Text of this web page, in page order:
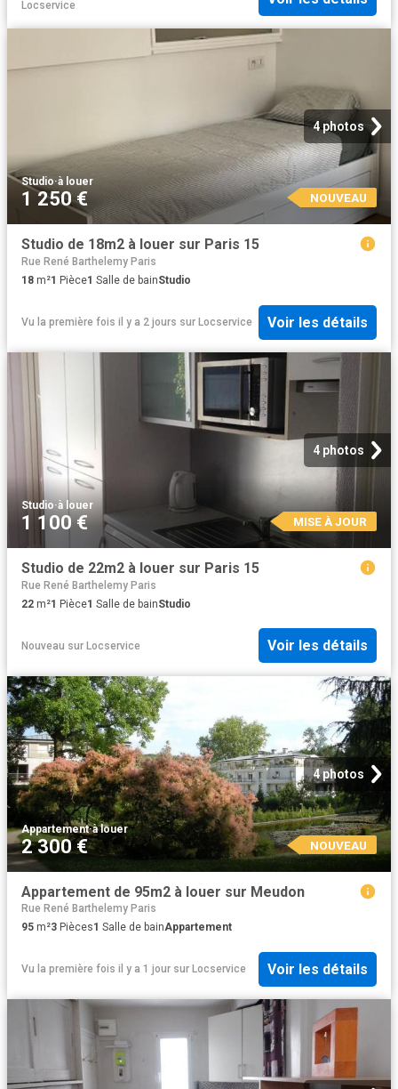
Locservice
4 photos
Studio·à louer
1 250 € NOUVEAU
Studio de 18m2 à louer sur Paris 15
Rue René Barthelemy Paris
18 m²1 Pièce1 Salle de bainStudio
Vu la première fois il y a 2 jours sur Locservice Voir les détails
4 photos
Studio·à louer
1 100 € MISE À JOUR
Studio de 22m2 à louer sur Paris 15
Rue René Barthelemy Paris
22 m²1 Pièce1 Salle de bainStudio
Nouveau sur Locservice Voir les détails
4 photos
Appartement·à louer
2 300 € NOUVEAU
Appartement de 95m2 à louer sur Meudon
Rue René Barthelemy Paris
95 m²3 Pièces1 Salle de bainAppartement
Vu la première fois il y a 1 jour sur Locservice Voir les détails